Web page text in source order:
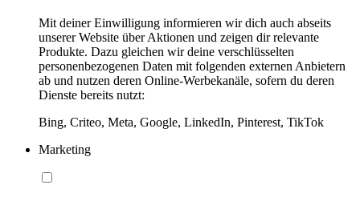
Mit deiner Einwilligung informieren wir dich auch abseits
unserer Website über Aktionen und zeigen dir relevante
Produkte. Dazu gleichen wir deine verschlüsselten
personenbezogenen Daten mit folgenden externen Anbietern
ab und nutzen deren Online-Werbekanäle, sofern du deren
Dienste bereits nutzt:
Bing, Criteo, Meta, Google, LinkedIn, Pinterest, TikTok
Marketing